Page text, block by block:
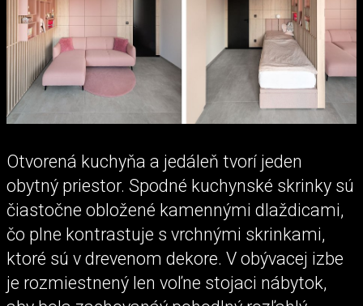
Otvorená kuchyňa a jedáleň tvorí jeden
obytný priestor. Spodné kuchynské skrinky sú
čiastočne obložené kamennými dlaždicami,
čo plne kontrastuje s vrchnými skrinkami,
ktoré sú v drevenom dekore. V obývacej izbe
je rozmiestnený len voľne stojaci nábytok,